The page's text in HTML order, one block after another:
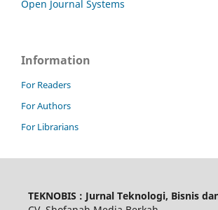
Open Journal Systems
Information
For Readers
For Authors
For Librarians
TEKNOBIS : Jurnal Teknologi, Bisnis